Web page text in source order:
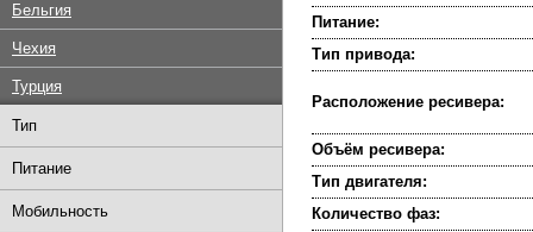
Бельгия
Чехия
Турция
Тип
Питание
Мобильность
Питание:
Тип привода:
Расположение ресивера:
Объём ресивера:
Тип двигателя:
Количество фаз: